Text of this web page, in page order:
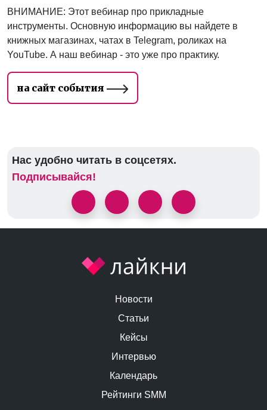
ВНИМАНИЕ: Этот вебинар про прикладные
инструменты. Основную информацию вы найдете в
книжных магазинах, чатах в Telegram, роликах на
YouTube. А наш вебинар - это уже про практику.
на сайт события
Нас удобно читать в соцсетях.
Подписывайся!
Новости
Статьи
Кейсы
Интервью
Календарь
Рейтинги SMM